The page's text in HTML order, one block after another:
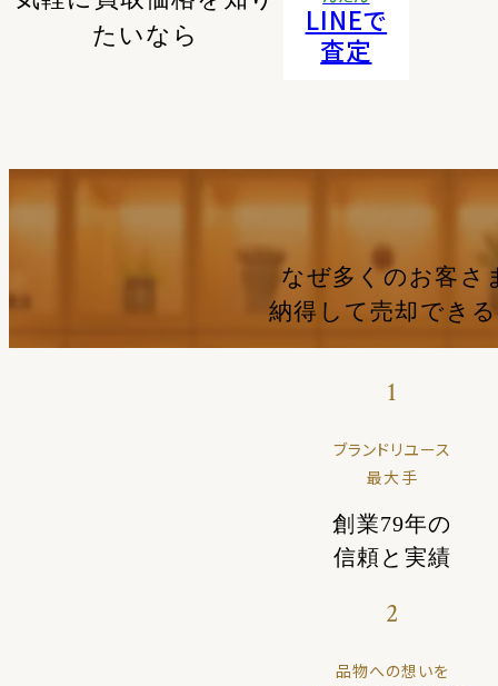
たいなら
LINEで
査定
なぜ多くのお客さ
納得して売却でき
1
ブランドリユース
最大手
創業79年の
信頼と実績
2
品物への想いを